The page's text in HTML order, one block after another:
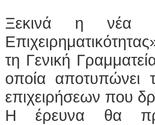
Ξεκινά η νέα
τη Γενική
οποία αποτυπώνει
επιχειρήσεων που
Η έρευνα θα